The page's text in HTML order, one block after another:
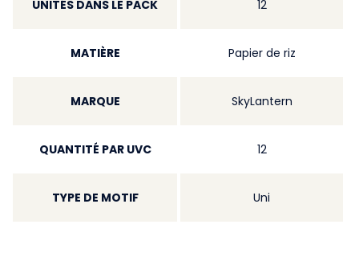
UNITÉS DANS LE PACK 12
MATIÈRE Papier de riz
MARQUE SkyLantern
QUANTITÉ PAR UVC 12
TYPE DE MOTIF Uni